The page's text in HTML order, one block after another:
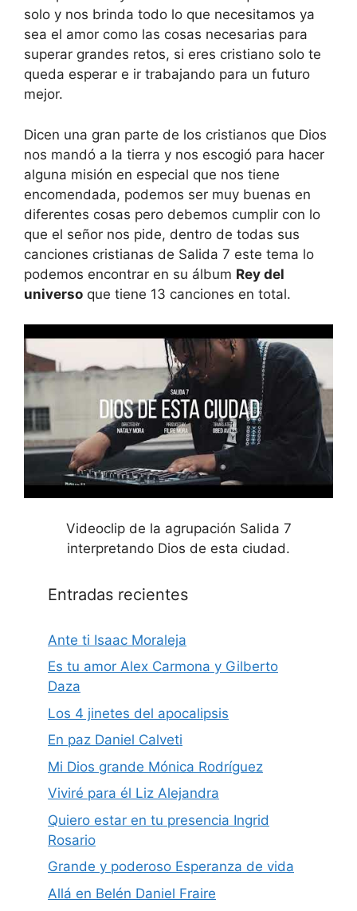
solo y nos brinda todo lo que necesitamos ya
sea el amor como las cosas necesarias para
superar grandes retos, si eres cristiano solo te
queda esperar e ir trabajando para un futuro
mejor.
Dicen una gran parte de los cristianos que Dios
nos mandó a la tierra y nos escogió para hacer
alguna misión en especial que nos tiene
encomendada, podemos ser muy buenas en
diferentes cosas pero debemos cumplir con lo
que el señor nos pide, dentro de todas sus
canciones cristianas de Salida 7 este tema lo
podemos encontrar en su álbum Rey del
universo que tiene 13 canciones en total.
Videoclip de la agrupación Salida 7
interpretando Dios de esta ciudad.
Entradas recientes
Ante ti Isaac Moraleja
Es tu amor Alex Carmona y Gilberto
Daza
Los 4 jinetes del apocalipsis
En paz Daniel Calveti
Mi Dios grande Mónica Rodríguez
Viviré para él Liz Alejandra
Quiero estar en tu presencia Ingrid
Rosario
Grande y poderoso Esperanza de vida
Allá en Belén Daniel Fraire